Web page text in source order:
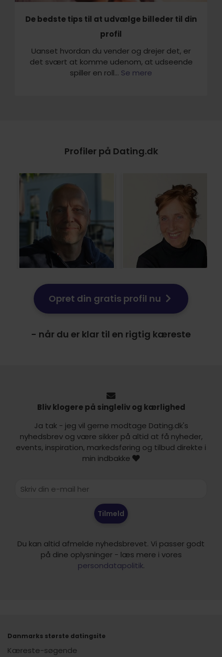
De bedste tips til at udvælge billeder til din
profil
Uanset hvordan du vender og drejer det, er
det svært at komme udenom, at udseende
spiller en roll... Se mere
Profiler på Dating.dk
Opret din gratis profil nu
- når du er klar til en rigtig kæreste
Bliv klogere på singleliv og kærlighed
Ja tak - jeg vil gerne modtage Dating.dk's
nyhedsbrev og være sikker på altid at få nyheder,
events, inspiration, markedsføring og tilbud direkte i
min indbakke
Tilmeld
Du kan altid afmelde nyhedsbrevet. Vi passer godt
på dine oplysninger - læs mere i vores
persondatapolitik.
Danmarks største datingsite
Kæreste-søgende